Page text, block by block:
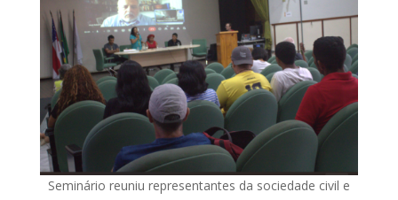
Seminário reuniu representantes da sociedade civil e